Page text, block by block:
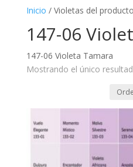
Inicio / Violetas del
147-06
147-06 Violeta Tamara
Mostrando el único